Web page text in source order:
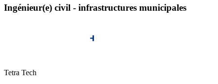
Ingénieur(e) civil - infrastructures municipales
Tetra Tech